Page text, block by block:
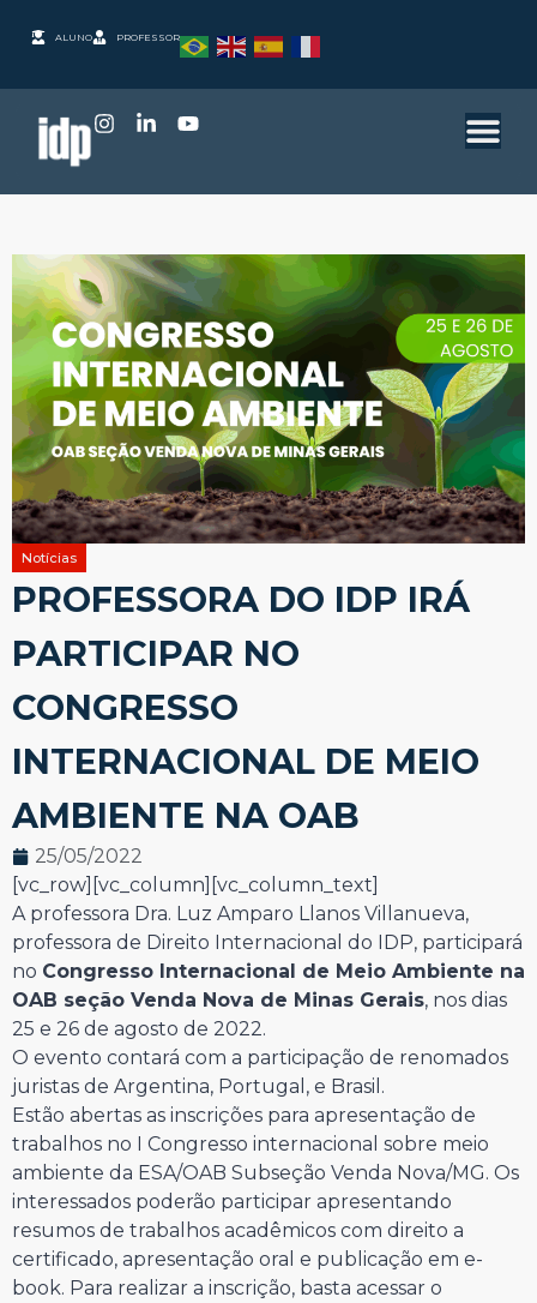
ALUNO PROFESSOR
Notícias
PROFESSORA DO IDP IRÁ
PARTICIPAR NO
CONGRESSO
INTERNACIONAL DE MEIO
AMBIENTE NA OAB
25/05/2022
[vc_row][vc_column][vc_column_text]
A professora Dra. Luz Amparo Llanos Villanueva,
professora de Direito Internacional do IDP, participará
no Congresso Internacional de Meio Ambiente na
OAB seção Venda Nova de Minas Gerais, nos dias
25 e 26 de agosto de 2022.
O evento contará com a participação de renomados
juristas de Argentina, Portugal, e Brasil.
Estão abertas as inscrições para apresentação de
trabalhos no I Congresso internacional sobre meio
ambiente da ESA/OAB Subseção Venda Nova/MG. Os
interessados poderão participar apresentando
resumos de trabalhos acadêmicos com direito a
certificado, apresentação oral e publicação em e-
book. Para realizar a inscrição, basta acessar o